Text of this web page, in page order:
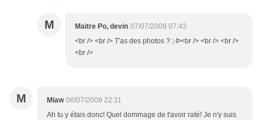
M Maitre Po, devin 07/07/2009 07:43
<br /> <br /> T'as des photos ? ;-Þ<br /> <br /> <br />
<br />
M Miaw 06/07/2009 22:11
Ah tu y étais donc! Quel dommage de t'avoir raté! Je n'y suis